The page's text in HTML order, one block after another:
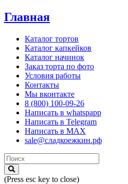
Главная
Каталог тортов
Каталог капкейков
Каталог начинок
Заказ торта по фото
Условия работы
Контакты
Мы вконтакте
8 (800) 100-09-26
Написать в whatspapp
Написать в Telegram
Написать в MAX
sale@сладкоежкин.рф
(Press esc key to close)